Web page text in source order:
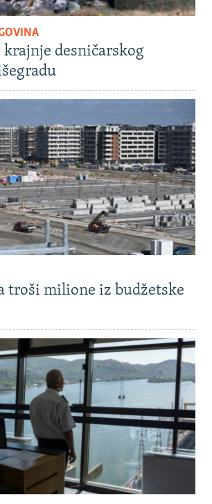
krajnje desničarskog
troši milione iz budžetske